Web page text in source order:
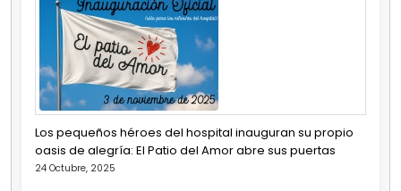
Los pequeños héroes del hospital inauguran su propio
oasis de alegría: El Patio del Amor abre sus puertas
24 Octubre, 2025